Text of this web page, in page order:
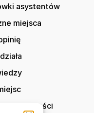
asystentów
miejsca
prywatności